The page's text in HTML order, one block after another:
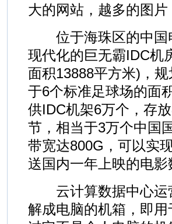
大的网站，越多的图片
位于海珠区的中国
现代化的巨无霸IDC机
面积13888平方米)，
于6个标准足球场的面
供IDC机架6万个，存
节，相当于3万个中国
带宽达800G，可以实
送国内一年上映的电影
云计算数据中心运
解成电脑的机箱，即